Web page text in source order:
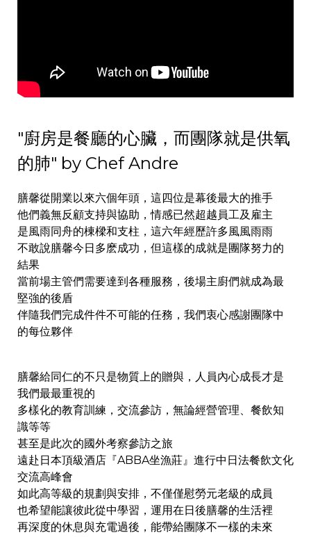
"廚房是餐廳的心臟，而團隊就是供氧
的肺" by Chef Andre
膳馨從開業以來六個年頭， 這四位是幕後最大的推手
他們義無反顧支持與協助，情感已然超越員工及雇主
是風雨同舟的棟樑和支柱，這六年經歷許多風風雨雨
不敢說膳馨今日多麽成功，但這樣的成就是團隊努力的
結果
當前場主管們需要達到各種服務，後場主廚們就成為最
堅強的後盾
伴隨我們完成件件不可能的任務，我們衷心感謝團隊中
的每位夥伴
膳馨給同仁的不只是物質上的贈與，人員內心成長才是
我們最最重視的
多樣化的教育訓練，交流參訪，無論經營管理、餐飲知
識等等
甚至是此次的國外考察參訪之旅
遠赴日本頂級酒店『ABBA坐漁莊』進行中日法餐飲文化
交流高峰會
如此高等級的規劃與安排，不僅僅慰勞元老級的成員
也希望能讓彼此從中學習，運用在日後膳馨的生活裡
再深度的休息與充電過後，能帶給團隊不一樣的未來